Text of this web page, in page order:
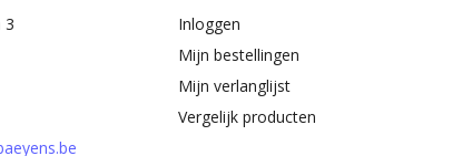
3
Inloggen
Mijn bestellingen
Mijn verlanglijst
Vergelijk producten